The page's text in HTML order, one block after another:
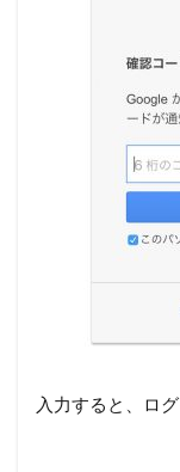
入力すると、ロ